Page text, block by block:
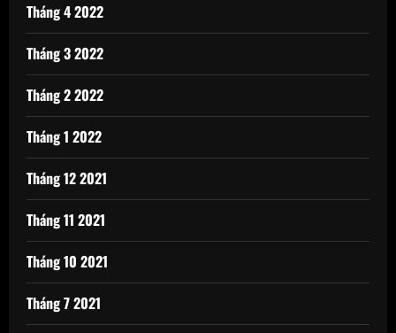
Tháng 4 2022
Tháng 3 2022
Tháng 2 2022
Tháng 1 2022
Tháng 12 2021
Tháng 11 2021
Tháng 10 2021
Tháng 7 2021